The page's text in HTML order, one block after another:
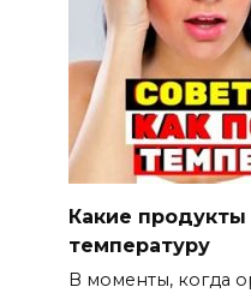
Какие
температуру
В моменты, когда